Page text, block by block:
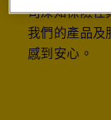
司深知保險在
我們的產品及
感到安心。